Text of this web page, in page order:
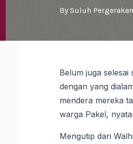
By Suluh Pergerakan
Belum juga
dengan yang
mendera mereka
warga Pakel,
Mengutip dari